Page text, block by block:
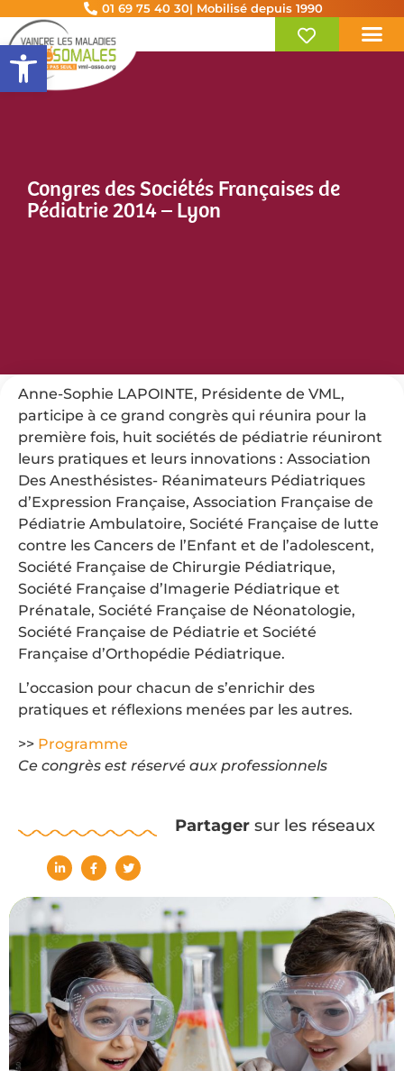
Ouvrir la barre d’outils
01 69 75 40 30| Mobilisé depuis 1990
Congres des Sociétés Françaises de
Pédiatrie 2014 – Lyon
Anne-Sophie LAPOINTE, Présidente de VML,
participe à ce grand congrès qui réunira pour la
première fois, huit sociétés de pédiatrie réuniront
leurs pratiques et leurs innovations : Association
Des Anesthésistes- Réanimateurs Pédiatriques
d’Expression Française, Association Française de
Pédiatrie Ambulatoire, Société Française de lutte
contre les Cancers de l’Enfant et de l’adolescent,
Société Française de Chirurgie Pédiatrique,
Société Française d’Imagerie Pédiatrique et
Prénatale, Société Française de Néonatologie,
Société Française de Pédiatrie et Société
Française d’Orthopédie Pédiatrique.
L’occasion pour chacun de s’enrichir des
pratiques et réflexions menées par les autres.
>> Programme
Ce congrès est réservé aux professionnels
Partagersur les réseaux